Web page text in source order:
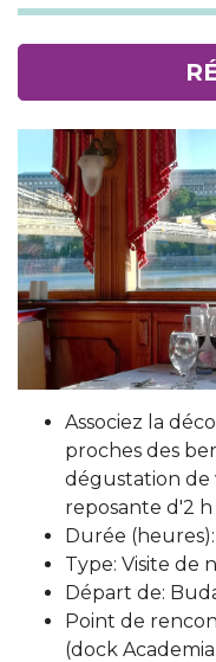
Associez la
proches des
dégustation de
reposante d'2
Durée
Type: Visite de
Départ de:
Point de
(dock Academia